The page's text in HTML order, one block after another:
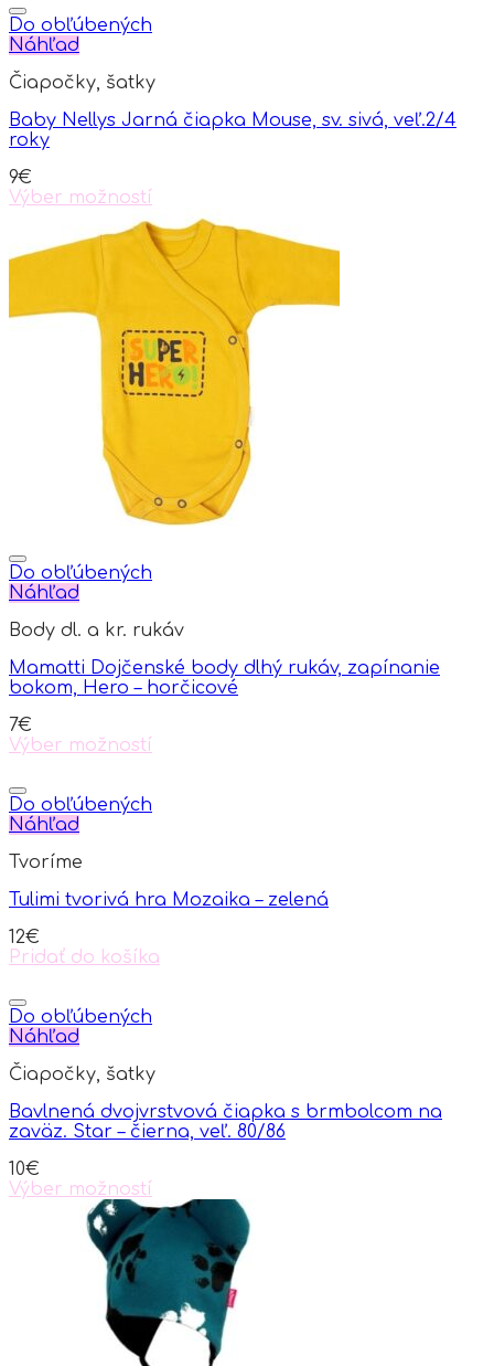
page
Do obľúbených
Náhľad
Čiapočky, šatky
Baby Nellys Jarná čiapka Mouse, sv. sivá, veľ.2/4
roky
9€
Výber možností
product
has
The
Do obľúbených
Náhľad
Body dl. a kr. rukáv
Mamatti Dojčenské body dlhý rukáv, zapínanie
bokom, Hero – horčicové
7€
Výber možností
product
has
multiple
The
may
chosen
on
product
page
Do obľúbených
Náhľad
Tvoríme
Tulimi tvorivá hra Mozaika – zelená
12€
Pridať do košíka
Do obľúbených
Náhľad
Čiapočky, šatky
Bavlnená dvojvrstvová čiapka s brmbolcom na
zaväz. Star – čierna, veľ. 80/86
10€
Výber možností